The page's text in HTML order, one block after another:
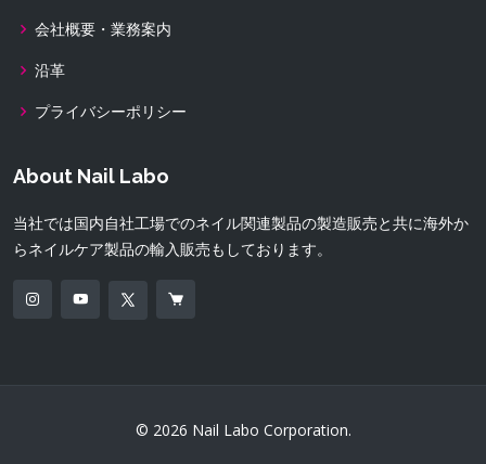
会社概要・業務案内
沿革
プライバシーポリシー
About Nail Labo
当社では国内自社工場でのネイル関連製品の製造販売と共に海外か
らネイルケア製品の輸入販売もしております。
© 2026 Nail Labo Corporation.